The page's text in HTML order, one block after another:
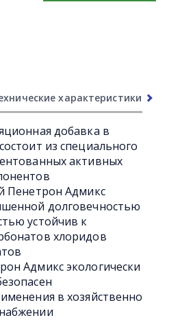
характеристики
добавка в
из специального
активных
Пенетрон Адмикс
долговечностью
устойчив к
хлоридов
Адмикс экологически
в хозяйственно